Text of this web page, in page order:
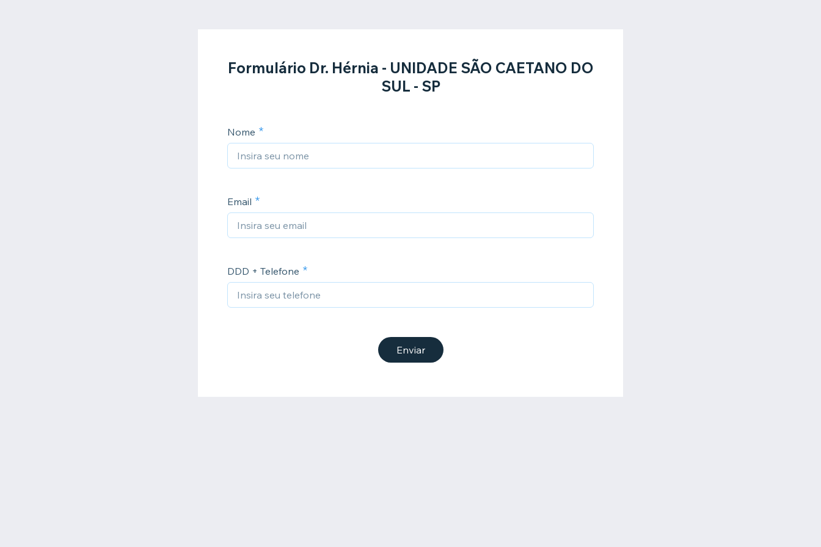
Formulário Dr. Hérnia - UNIDADE SÃO CAETANO DO
SUL - SP
Nome
Email
DDD + Telefone
Enviar